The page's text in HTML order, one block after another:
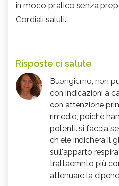
in modo pratico senza
Cordiali saluti.
Risposte di salute
Buongiorno, non
con indicazioni a
con attenzione
rimedio, poichè
potenti. si faccia
ch ele indicherà il
sull'apparto
trattaemnto più
attenuare la